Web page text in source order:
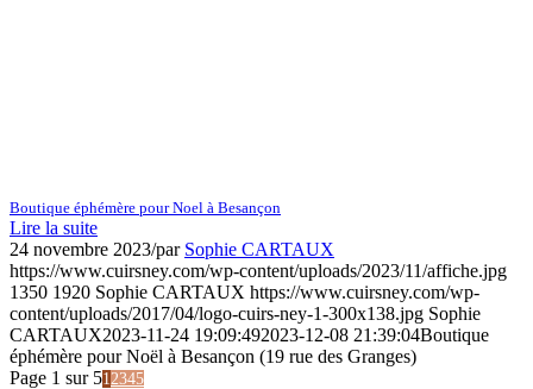
Boutique éphémère pour Noel à Besançon
Lire la suite
24 novembre 2023/par Sophie CARTAUX
https://www.cuirsney.com/wp-content/uploads/2023/11/affiche.jpg
1350 1920 Sophie CARTAUX https://www.cuirsney.com/wp-
content/uploads/2017/04/logo-cuirs-ney-1-300x138.jpg Sophie
CARTAUX2023-11-24 19:09:492023-12-08 21:39:04Boutique
éphémère pour Noël à Besançon (19 rue des Granges)
Page 1 sur 51 2345